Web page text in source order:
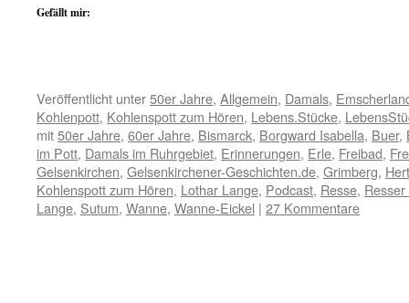
Gefällt mir:
Veröffentlicht unter50er Jahre, Allgemein, Damals,
Kohlenpott, Kohlenspott zum Hören, Lebens.Stücke,
mit50er Jahre, 60er Jahre, Bismarck, Borgward Isabella, Buer,
im Pott, Damals im Ruhrgebiet, Erinnerungen, Erle, Freibad,
Gelsenkirchen, Gelsenkirchener-Geschichten.de, Grimberg,
Kohlenspott zum Hören, Lothar Lange, Podcast, Resse,
Lange, Sutum, Wanne, Wanne-Eickel | 27 Kommentare